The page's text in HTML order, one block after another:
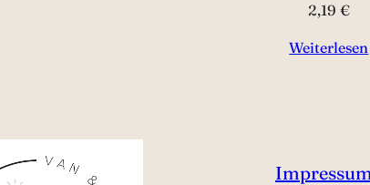
2,19 €
Weiterlesen